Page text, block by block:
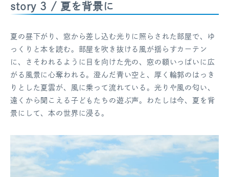
story 3 / 夏を背景に
夏の昼下がり、窓から差し込む光りに照らされた部屋で、ゆ
っくりと本を読む。部屋を吹き抜ける風が揺らすカーテン
に、さそわれるように目を向けた先の、窓の額いっぱいに広
がる風景に心奪われる。澄んだ青い空と、厚く輪郭のはっき
りとした夏雲が、風に乗って流れている。光りや風の匂い、
遠くから聞こえる子どもたちの遊ぶ声。わたしは今、夏を背
景にして、本の世界に浸る。